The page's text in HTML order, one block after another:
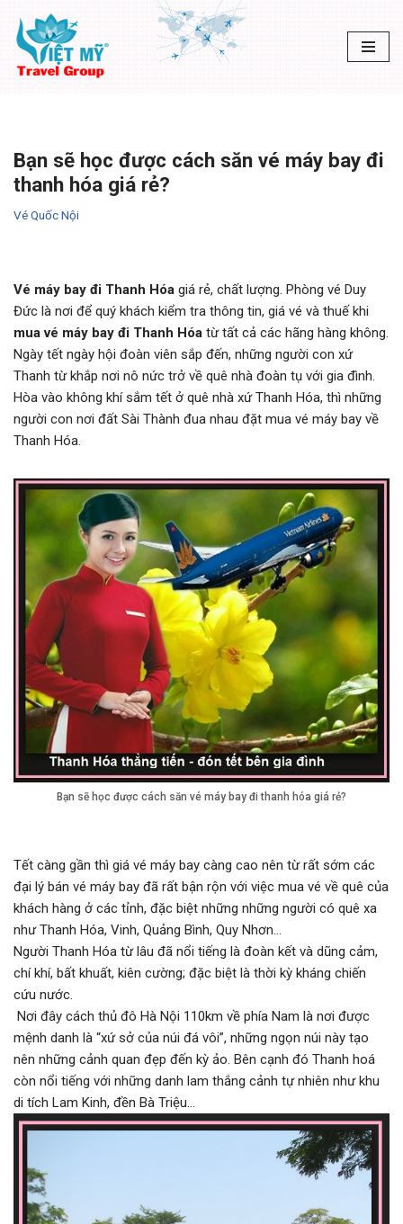
Chuyển
tới
Bạn sẽ học được cách săn vé máy bay đi
thanh hóa giá rẻ?
Vé Quốc Nội
Vé máy bay đi Thanh Hóa giá rẻ, chất lượng. Phòng vé Duy
Đức là nơi để quý khách kiểm tra thông tin, giá vé và thuế khi
mua vé máy bay đi Thanh Hóa từ tất cả các hãng hàng không.
Ngày tết ngày hội đoàn viên sắp đến, những người con xứ
Thanh từ khắp nơi nô nức trở về quê nhà đoàn tụ với gia đình.
Hòa vào không khí sắm tết ở quê nhà xứ Thanh Hóa, thì những
người con nơi đất Sài Thành đua nhau đặt mua vé máy bay về
Thanh Hóa.
Bạn sẽ học được cách săn vé máy bay đi thanh hóa giá rẻ?
Tết càng gần thì giá vé máy bay càng cao nên từ rất sớm các
đại lý bán vé máy bay đã rất bận rộn với việc mua vé về quê của
khách hàng ở các tỉnh, đặc biệt những những người có quê xa
như Thanh Hóa, Vinh, Quảng Bình, Quy Nhơn…
Người Thanh Hóa từ lâu đã nổi tiếng là đoàn kết và dũng cảm,
chí khí, bất khuất, kiên cường; đặc biệt là thời kỳ kháng chiến
cứu nước.
Nơi đây cách thủ đô Hà Nội 110km về phía Nam là nơi được
mệnh danh là “xứ sở của núi đá vôi”, những ngọn núi này tạo
nên những cảnh quan đẹp đến kỳ ảo. Bên cạnh đó Thanh hoá
còn nổi tiếng với những danh lam thắng cảnh tự nhiên như khu
di tích Lam Kinh, đền Bà Triệu…